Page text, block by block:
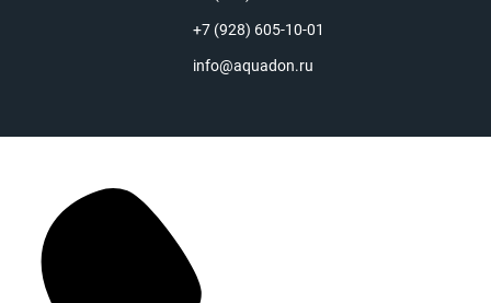
+7 (928) 605-10-01
info@aquadon.ru